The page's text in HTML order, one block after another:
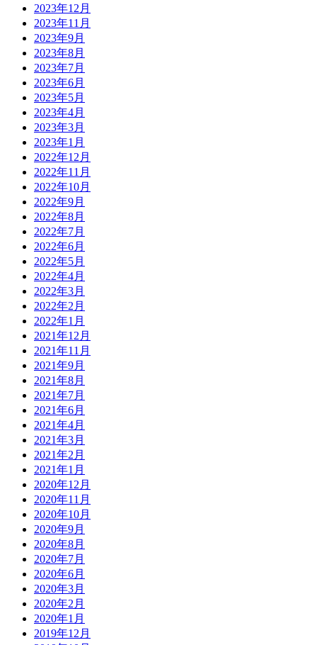
2023年12月
2023年11月
2023年9月
2023年8月
2023年7月
2023年6月
2023年5月
2023年4月
2023年3月
2023年1月
2022年12月
2022年11月
2022年10月
2022年9月
2022年8月
2022年7月
2022年6月
2022年5月
2022年4月
2022年3月
2022年2月
2022年1月
2021年12月
2021年11月
2021年9月
2021年8月
2021年7月
2021年6月
2021年4月
2021年3月
2021年2月
2021年1月
2020年12月
2020年11月
2020年10月
2020年9月
2020年8月
2020年7月
2020年6月
2020年3月
2020年2月
2020年1月
2019年12月